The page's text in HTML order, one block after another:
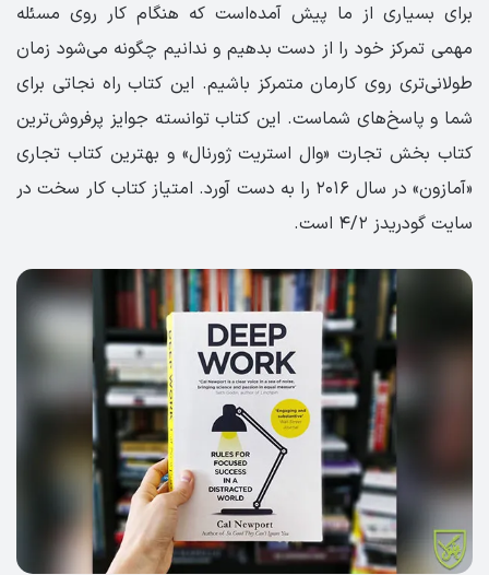
برای بسیاری از ما پیش آمده‌است که هنگام کار روی مسئله
مهمی تمرکز خود را از دست بدهیم و ندانیم چگونه می‌شود زمان
طولانی‌تری روی کارمان متمرکز باشیم. این کتاب راه نجاتی برای
شما و پاسخ‌های شماست. این کتاب توانسته جوایز پرفروش‌ترین
کتاب بخش تجارت «وال استریت ژورنال» و بهترین کتاب تجاری
«آمازون» در سال ۲۰۱۶ را به دست آورد. امتیاز کتاب کار سخت در
سایت گودریدز ۴/۲ است.